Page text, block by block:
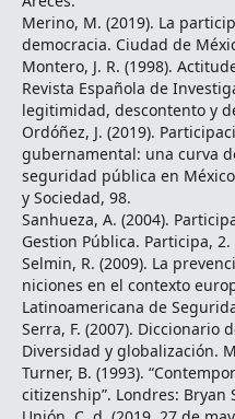
Merino, M. (2019). La
democracia. Ciudad de
Montero, J. R. (1998).
Revista Española de
legitimidad, descontento y
Ordóñez, J. (2019).
gubernamental: una curva
seguridad pública en
y Sociedad, 98.
Sanhueza, A. (2004).
Gestion Pública. Participa, 2.
Selmin, R. (2009). La
niciones en el contexto
Latinoamericana de
Serra, F. (2007). Diccionario
Diversidad y globalización.
Turner, B. (1993).
citizenship”. Londres: Bryan